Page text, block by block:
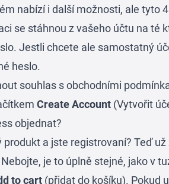
nabízí i další možnosti, ale tyto
se stáhnou z vašeho účtu na té
Jestli chcete ale samostatný
heslo.
souhlas s obchodními
Create Account (Vytvořit
objednat?
produkt a jste registrovaní? Teď
Nebojte, je to úplně stejné, jako v
to cart (přidat do košíku). Pokud